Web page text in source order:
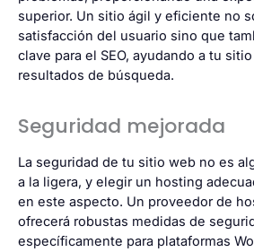
superior. Un sitio ágil y eficiente no
satisfacción del usuario sino que
clave para el SEO, ayudando a tu
resultados de búsqueda.
Seguridad mejorada
La seguridad de tu sitio web no es
a la ligera, y elegir un hosting
en este aspecto. Un proveedor de
ofrecerá robustas medidas de
específicamente para plataformas